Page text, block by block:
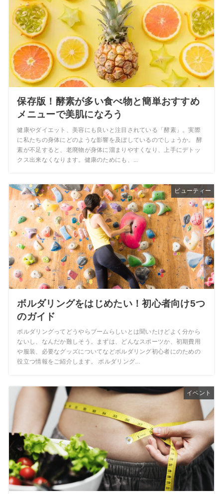
保存版！酵素が多い食べ物と簡単おすすめ
メニューで美肌になろう
健康やダイエット、美容にも良いと注目されている「酵素」。実際
に私たちの身体にどのような影響を及ぼしているのでしょうか。 酵
素が不足すると、老廃物が身体に溜まりやすくなり、上手にデトッ
クス出来なくなります。健康のためにも、...
ビューティー
ボルダリングをはじめたい！初心者向け5つ
のガイド
ボルダリングってどうやらブームらしいとは聞いたけどよく分から
ないし、なんだか難しそう。まずは、どんなスポーツか、初期費用
や服装、必要なグッズについてなどボルダリング初心者にのための
役立つ情報をご紹介します。 ボルダリング...
イベント